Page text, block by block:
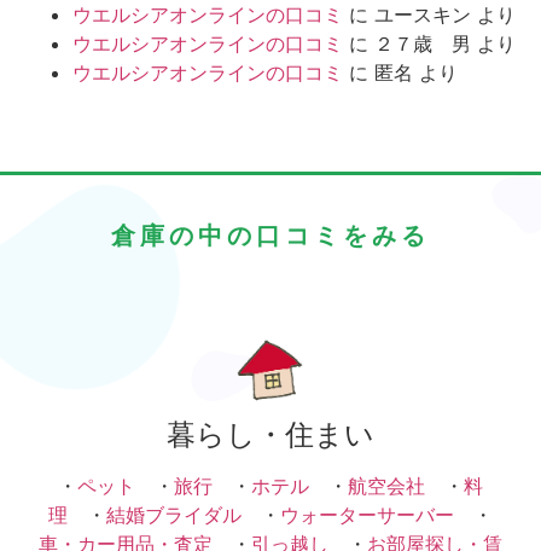
ウエルシアオンラインの口コミ に ユースキン より
ウエルシアオンラインの口コミ に ２７歳 男 より
ウエルシアオンラインの口コミ に 匿名 より
倉庫の中の口コミをみる
暮らし・住まい
・ ペット ・ 旅行 ・ ホテル ・ 航空会社 ・ 料
理 ・ 結婚ブライダル ・ ウォーターサーバー ・
車・カー用品・査定 ・ 引っ越し ・ お部屋探し・賃